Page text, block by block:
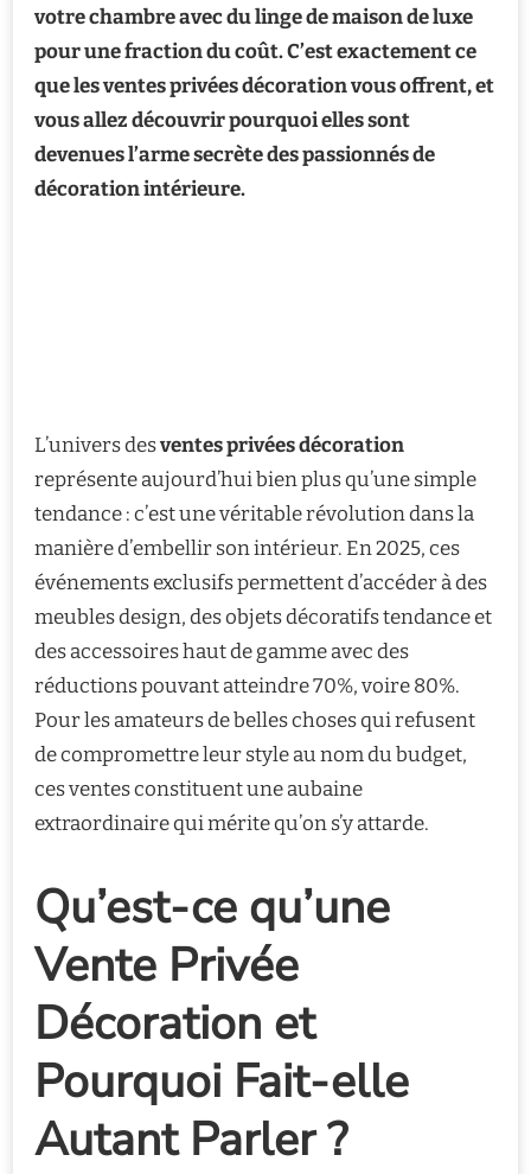
votre chambre avec du linge de maison de luxe
pour une fraction du coût. C’est exactement ce
que les ventes privées décoration vous offrent, et
vous allez découvrir pourquoi elles sont
devenues l’arme secrète des passionnés de
décoration intérieure.
L’univers desventes privées décoration
représente aujourd’hui bien plus qu’une simple
tendance : c’est une véritable révolution dans la
manière d’embellir son intérieur. En 2025, ces
événements exclusifs permettent d’accéder à des
meubles design, des objets décoratifs tendance et
des accessoires haut de gamme avec des
réductions pouvant atteindre 70%, voire 80%.
Pour les amateurs de belles choses qui refusent
de compromettre leur style au nom du budget,
ces ventes constituent une aubaine
extraordinaire qui mérite qu’on s’y attarde.
Qu’est-ce qu’une
Vente Privée
Décoration et
Pourquoi Fait-elle
Autant Parler ?